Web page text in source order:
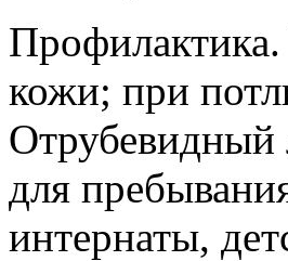
Профилактика.
кожи; при
Отрубевидный
для
интернаты,